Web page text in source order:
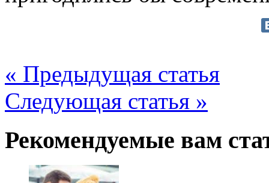
« Предыдущая статья
Следующая статья »
Рекомендуемые вам